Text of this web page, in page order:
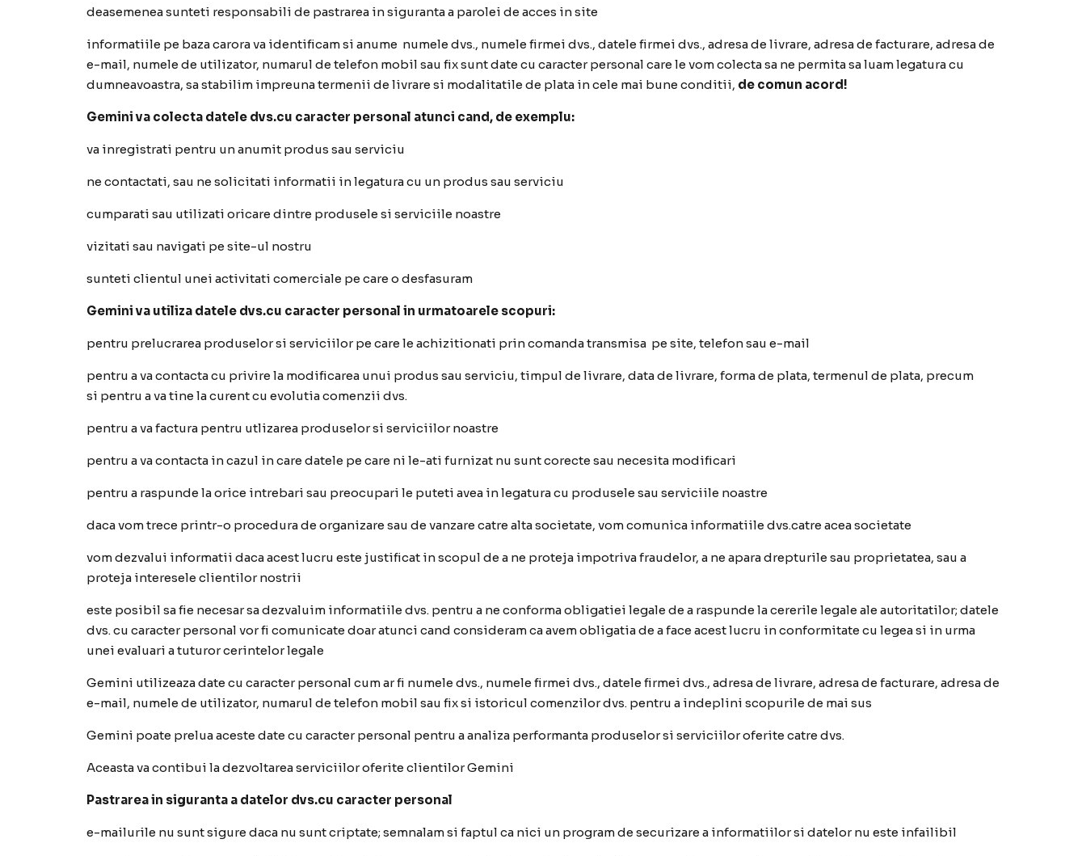
deasemenea sunteti responsabili de pastrarea in siguranta a parolei de acces in site
informatiile pe baza carora va identificam si anume numele dvs., numele firmei dvs., datele firmei dvs., adresa de livrare, adresa de facturare, adresa de
e-mail, numele de utilizator, numarul de telefon mobil sau fix sunt date cu caracter personal care le vom colecta sa ne permita sa luam legatura cu
dumneavoastra, sa stabilim impreuna termenii de livrare si modalitatile de plata in cele mai bune conditii, de comun acord!
Gemini va colecta datele dvs.cu caracter personal atunci cand, de exemplu:
va inregistrati pentru un anumit produs sau serviciu
ne contactati, sau ne solicitati informatii in legatura cu un produs sau serviciu
cumparati sau utilizati oricare dintre produsele si serviciile noastre
vizitati sau navigati pe site-ul nostru
sunteti clientul unei activitati comerciale pe care o desfasuram
Gemini va utiliza datele dvs.cu caracter personal in urmatoarele scopuri:
pentru prelucrarea produselor si serviciilor pe care le achizitionati prin comanda transmisa pe site, telefon sau e-mail
pentru a va contacta cu privire la modificarea unui produs sau serviciu, timpul de livrare, data de livrare, forma de plata, termenul de plata, precum
si pentru a va tine la curent cu evolutia comenzii dvs.
pentru a va factura pentru utlizarea produselor si serviciilor noastre
pentru a va contacta in cazul in care datele pe care ni le-ati furnizat nu sunt corecte sau necesita modificari
pentru a raspunde la orice intrebari sau preocupari le puteti avea in legatura cu produsele sau serviciile noastre
daca vom trece printr-o procedura de organizare sau de vanzare catre alta societate, vom comunica informatiile dvs.catre acea societate
vom dezvalui informatii daca acest lucru este justificat in scopul de a ne proteja impotriva fraudelor, a ne apara drepturile sau proprietatea, sau a
proteja interesele clientilor nostrii
este posibil sa fie necesar sa dezvaluim informatiile dvs. pentru a ne conforma obligatiei legale de a raspunde la cererile legale ale autoritatilor; datele
dvs. cu caracter personal vor fi comunicate doar atunci cand consideram ca avem obligatia de a face acest lucru in conformitate cu legea si in urma
unei evaluari a tuturor cerintelor legale
Gemini utilizeaza date cu caracter personal cum ar fi numele dvs., numele firmei dvs., datele firmei dvs., adresa de livrare, adresa de facturare, adresa de
e-mail, numele de utilizator, numarul de telefon mobil sau fix si istoricul comenzilor dvs. pentru a indeplini scopurile de mai sus
Gemini poate prelua aceste date cu caracter personal pentru a analiza performanta produselor si serviciilor oferite catre dvs.
Aceasta va contibui la dezvoltarea serviciilor oferite clientilor Gemini
Pastrarea in siguranta a datelor dvs.cu caracter personal
e-mailurile nu sunt sigure daca nu sunt criptate; semnalam si faptul ca nici un program de securizare a informatiilor si datelor nu este infailibil